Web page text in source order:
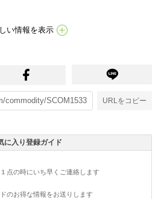
い情報を表示
URLをコピー
に入り登録ガイド
点の時にいち早くご連絡します
のお得な情報をお送りします